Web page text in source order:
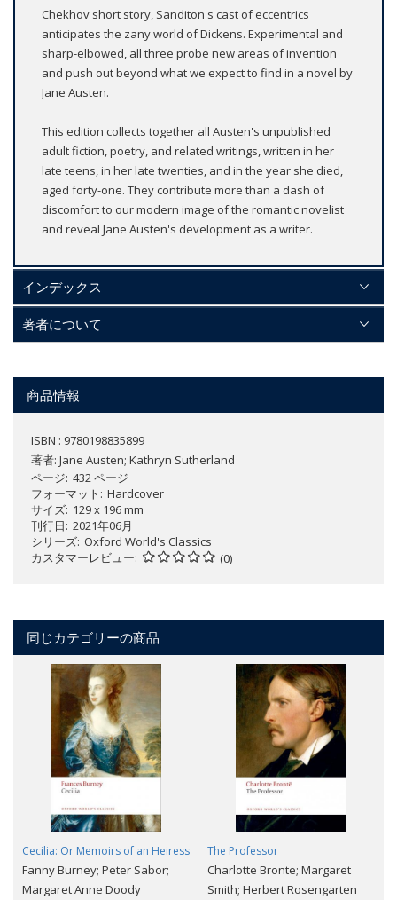
Chekhov short story, Sanditon's cast of eccentrics
anticipates the zany world of Dickens. Experimental and
sharp-elbowed, all three probe new areas of invention
and push out beyond what we expect to find in a novel by
Jane Austen.
This edition collects together all Austen's unpublished
adult fiction, poetry, and related writings, written in her
late teens, in her late twenties, and in the year she died,
aged forty-one. They contribute more than a dash of
discomfort to our modern image of the romantic novelist
and reveal Jane Austen's development as a writer.
インデックス
著者について
商品情報
ISBN : 9780198835899
著者: Jane Austen; Kathryn Sutherland
ページ 432 ページ
フォーマット
Hardcover
サイズ 129 x 196 mm
刊行日 2021年06月
シリーズ Oxford World's Classics
カスタマーレビュー
(0)
同じカテゴリーの商品
Cecilia: Or Memoirs of an Heiress
Fanny Burney; Peter Sabor;
Margaret Anne Doody
The Professor
Charlotte Bronte; Margaret
Smith; Herbert Rosengarten